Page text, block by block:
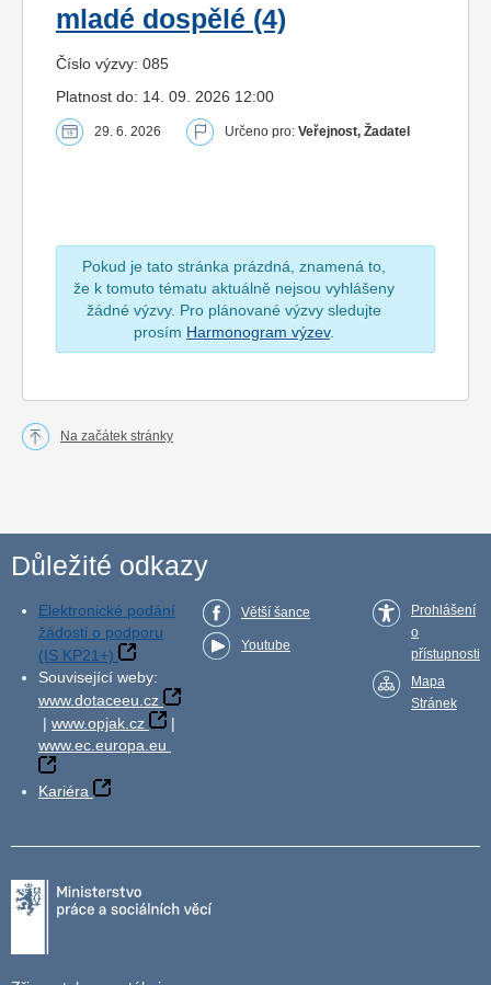
mladé dospělé (4)
Číslo výzvy: 085
Platnost do: 14. 09. 2026 12:00
29. 6. 2026 Určeno pro: Veřejnost, Žadatel
Pokud je tato stránka prázdná, znamená to,
že k tomuto tématu aktuálně nejsou vyhlášeny
žádné výzvy. Pro plánované výzvy sledujte
prosím Harmonogram výzev.
Na začátek stránky
Důležité odkazy
Elektronické podání
žádosti o podporu
(IS KP21+)
Související weby:
www.dotaceeu.cz
| www.opjak.cz
|
www.ec.europa.eu
Kariéra
Větší šance
Youtube
Prohlášení
o
přístupnosti
Mapa
Stránek